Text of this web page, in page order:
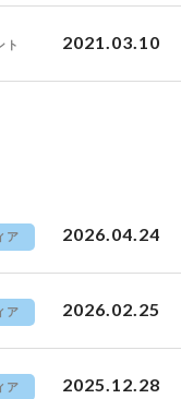
ト 2021.03.10
ア 2026.04.24
ア 2026.02.25
ア 2025.12.28